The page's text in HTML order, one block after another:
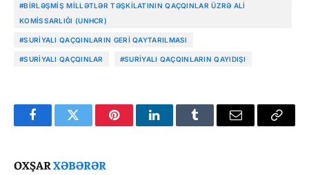
#BIRLƏŞMIŞ MILLƏTLƏR TƏŞKILATININ QAÇQINLAR ÜZRƏ ALI
KOMISSARLIĞI (UNHCR)
#SURIYALI QAÇQINLARIN GERI QAYTARILMASI
#SURIYALI QAÇQINLAR #SURIYALI QAÇQINLARIN QAYIDIŞI
FacebookTwitter PinterestLinkedInTumblr Email
Copy
OXŞARXƏBƏRƏR